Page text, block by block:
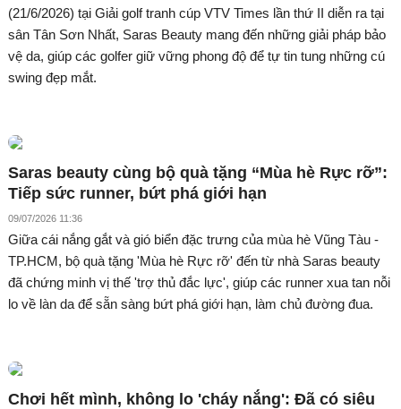
(21/6/2026) tại Giải golf tranh cúp VTV Times lần thứ II diễn ra tại
sân Tân Sơn Nhất, Saras Beauty mang đến những giải pháp bảo
vệ da, giúp các golfer giữ vững phong độ để tự tin tung những cú
swing đẹp mắt.
Saras beauty cùng bộ quà tặng “Mùa hè Rực rỡ”:
Tiếp sức runner, bứt phá giới hạn
09/07/2026 11:36
Giữa cái nắng gắt và gió biển đặc trưng của mùa hè Vũng Tàu -
TP.HCM, bộ quà tặng 'Mùa hè Rực rỡ' đến từ nhà Saras beauty
đã chứng minh vị thế 'trợ thủ đắc lực', giúp các runner xua tan nỗi
lo về làn da để sẵn sàng bứt phá giới hạn, làm chủ đường đua.
Chơi hết mình, không lo 'cháy nắng': Đã có siêu